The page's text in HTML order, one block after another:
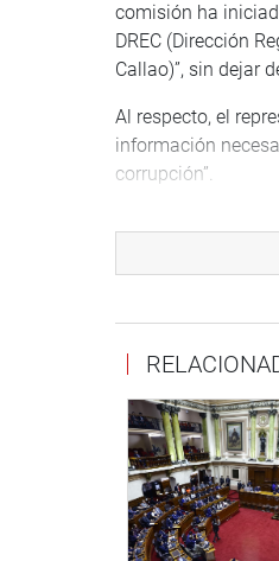
comisión ha
DREC (Dirección
Callao)”, sin dejar
Al respecto, el
información
corrupción”.
caso compra
de recursos para
Sobre la DREC,
2018; el caso de
inferiores a ocho
También, señaló
Callao un informe
vecinas del primer